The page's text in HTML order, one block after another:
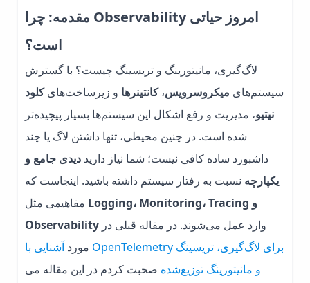
مقدمه: چرا Observability امروز حیاتی
است؟
لاگ‌گیری، مانیتورینگ و تریسینگ چیست؟ با گسترش
سیستم‌های میکروسرویس،کانتینرها و زیرساخت‌هایکلود
نیتیو، مدیریت و رفع اشکال این سیستم‌ها بسیار پیچیده‌تر
شده است. در چنین محیطی، تنها داشتن لاگ یا چند
داشبورد ساده کافی نیست؛ شما نیاز دارید دیدی جامع و
یکپارچه نسبت به رفتار سیستم داشته باشید. اینجاست که
Logging، Monitoring، Tracing و
Observability
مورد آشنایی با OpenTelemetry برای لاگ‌گیری، تریسینگ
و مانیتورینگ توزیع‌شده صحبت کردم در این مقاله می